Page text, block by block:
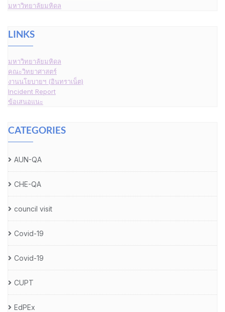
มหาวิทยาลัยมหิดล
LINKS
มหาวิทยาลัยมหิดล
คณะวิทยาศาสตร์
งานนโยบายฯ (อินทราเน็ต)
Incident Report
ข้อเสนอแนะ
CATEGORIES
AUN-QA
CHE-QA
council visit
Covid-19
Covid-19
CUPT
EdPEx